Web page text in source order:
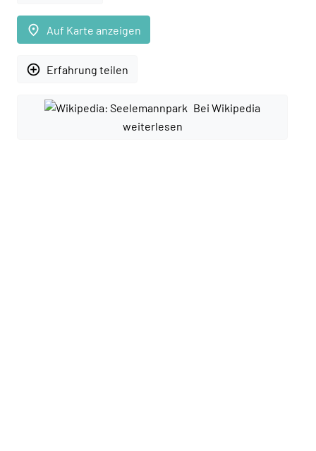
place Auf Karte anzeigen
add_circle_outline Erfahrung teilen
Bei Wikipedia
weiterlesen